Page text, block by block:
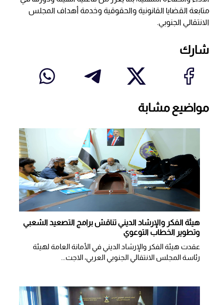
متابعة القضايا القانونية والحقوقية وخدمة أهداف المجلس
الانتقالي الجنوبي.
شارك
مواضيع مشابة
هيئة الفكر والإرشاد الديني تناقش برامج التصعيد الشعبي
وتطوير الخطاب التوعوي
عقدت هيئة الفكر والإرشاد الديني في الأمانة العامة لهيئة
رئاسة المجلس الانتقالي الجنوبي العربي، الاجت...